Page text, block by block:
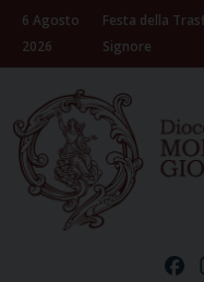
Skip
content
6 Agosto
2026
Festa della
Signore